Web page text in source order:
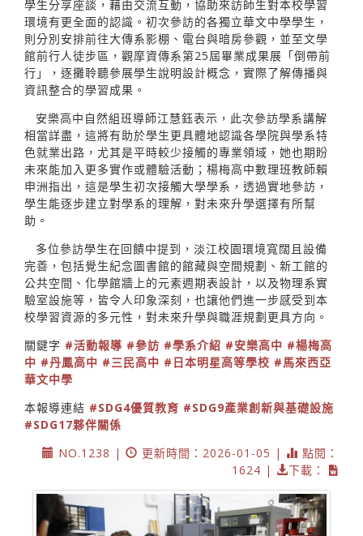
學生分享座談，藉由交流互動，協助來訪師生對本校學習
環境有更全面的認識。初次參訪的各獨立華文中學學生，
則分別安排前往大傳系影棚、電台與暗房參觀，並至文學
館前行人徒步區，觀摩資傳系第25屆畢業成果展「倒帶前
行」，逐攤聆聽參展學生說明設計概念，實際了解傳播與
資訊整合的學習成果。
安樂高中自然組班導師江慧鈺表示，此次參訪學系講解
相當詳盡，這將有助於學生更具體地認識各學院與學系特
色就業出路，尤其是平時較少接觸的專業領域，她也期盼
未來能加入更多實作或體驗活動；楊梅高中數理班教師賴
申洲指出，這是學生初次接觸大學學系，透過實地參訪，
學生能逐步建立對學系的理解，對未來升學選擇有所幫
助。
多位參訪學生在回饋中提到，淡江校園環境寬闊且設備
完善，包括覺生紀念圖書館的館藏與空間規劃、新工館的
公共空間、化學館牆上的元素週期表設計，以及物理系實
驗室設施等，皆令人印象深刻，也讓他們進一步感受到本
校學習資源的多元性，對未來升學與職涯規劃更具方向。
關鍵字 #活動報導 #參訪 #學系介紹 #安樂高中 #楊梅高
中 #丹鳳高中 #三民高中 #日本明星高等學校 #馬來西亞
華文中學
本報導連結 #SDG4優質教育 #SDG9產業創新與基礎設施
#SDG17夥伴關係
NO.1238 |
更新時間：2026-01-05 |
點閱：
1624 |
下載：